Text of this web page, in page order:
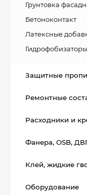
Грунтовка
Бетоноконтакт
Латексные
Гидрофобизаторы
Защитные
Ремонтные
Расходники и
Фанера, OSB,
Клей, жидкие
Оборудование
10 кг.
1.5 кг.